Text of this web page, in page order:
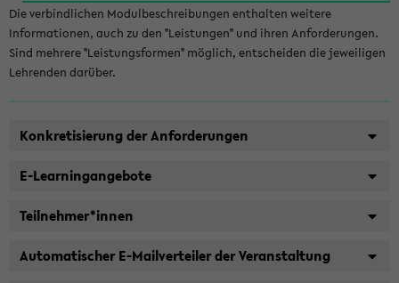
Die verbindlichen Modulbeschreibungen enthalten weitere
Informationen, auch zu den "Leistungen" und ihren Anforderungen.
Sind mehrere "Leistungsformen" möglich, entscheiden die jeweiligen
Lehrenden darüber.
Konkretisierung der Anforderungen
E-Learningangebote
Teilnehmer*innen
Automatischer E-Mailverteiler der Veranstaltung